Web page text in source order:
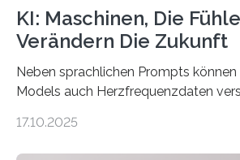
KI: Maschinen, Die
Verändern Die Zukunft
Neben sprachlichen Prompts
Models auch Herzfrequenzdaten
haben Dr. Morris Gellisch, ehemals an
17.10.2025